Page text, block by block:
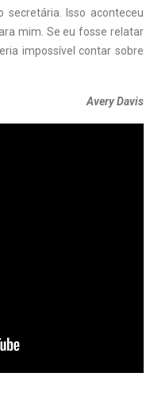
secretária. Isso aconteceu
mim. Se eu fosse relatar
impossível contar sobre
Avery Davis